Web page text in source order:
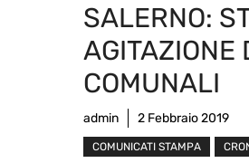
SALERNO:
AGITAZIONE
COMUNALI
admin 2 Febbraio 2019
COMUNICATI STAMPA